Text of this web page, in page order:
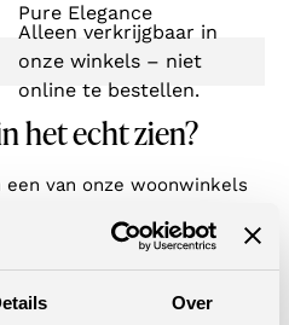
Over
Pure Elegance
Alleen verkrijgbaar in
onze winkels – niet
online te bestellen.
het echt zien?
van onze woonwinkels
in de buurt! Door je
te vulling in de zoekbalk,
winkels.